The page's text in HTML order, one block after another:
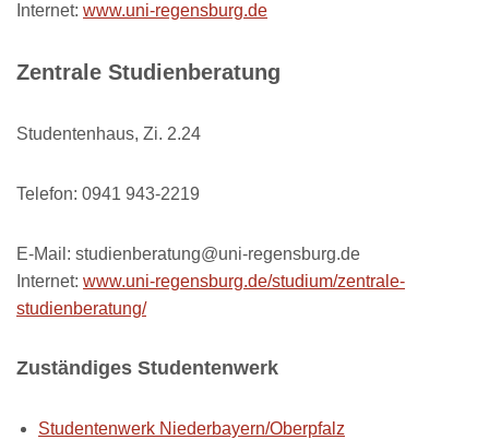
Internet: www.uni-regensburg.de
Zentrale Studienberatung
Studentenhaus, Zi. 2.24
Telefon: 0941 943-2219
E-Mail: studienberatung@uni-regensburg.de
Internet: www.uni-regensburg.de/studium/zentrale-
studienberatung/
Zuständiges Studentenwerk
Studentenwerk Niederbayern/Oberpfalz